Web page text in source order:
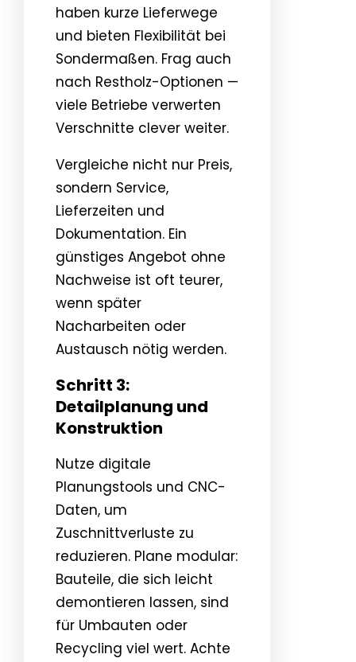
haben kurze Lieferwege
und bieten Flexibilität bei
Sondermaßen. Frag auch
nach Restholz-Optionen —
viele Betriebe verwerten
Verschnitte clever weiter.
Vergleiche nicht nur Preis,
sondern Service,
Lieferzeiten und
Dokumentation. Ein
günstiges Angebot ohne
Nachweise ist oft teurer,
wenn später
Nacharbeiten oder
Austausch nötig werden.
Schritt 3:
Detailplanung und
Konstruktion
Nutze digitale
Planungstools und CNC-
Daten, um
Zuschnittverluste zu
reduzieren. Plane modular:
Bauteile, die sich leicht
demontieren lassen, sind
für Umbauten oder
Recycling viel wert. Achte